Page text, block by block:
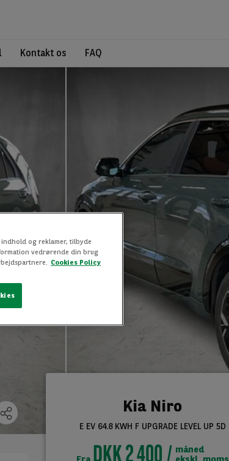
Kontakt os FAQ
Kia Niro
E EV 64.8 KWH F UPGRADE LEVEL UP 5D
DKK 2 400
måned
og reklamer, tilbyde
vedrørende din brug
Cookies Policy